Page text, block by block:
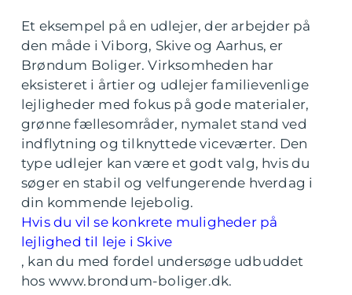
Et eksempel på en udlejer, der arbejder på
den måde i Viborg, Skive og Aarhus, er
Brøndum Boliger. Virksomheden har
eksisteret i årtier og udlejer familievenlige
lejligheder med fokus på gode materialer,
grønne fællesområder, nymalet stand ved
indflytning og tilknyttede viceværter. Den
type udlejer kan være et godt valg, hvis du
søger en stabil og velfungerende hverdag i
din kommende lejebolig.
Hvis du vil se konkrete muligheder på
lejlighed til leje i Skive
, kan du med fordel undersøge udbuddet
hos www.brondum-boliger.dk.